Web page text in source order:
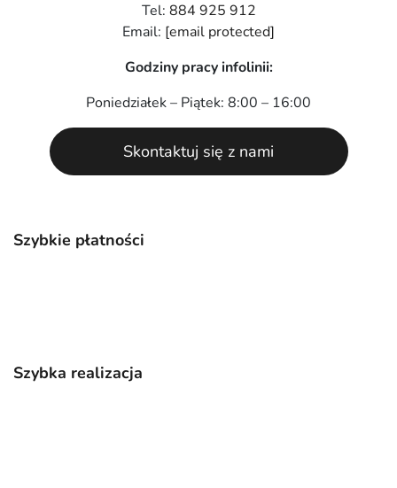
Szybkie płatności
Szybka realizacja
Tel: 884 925 912
Email: [email protected]
Godziny pracy infolinii:
Poniedziałek – Piątek: 8:00 – 16:00
Skontaktuj się z nami